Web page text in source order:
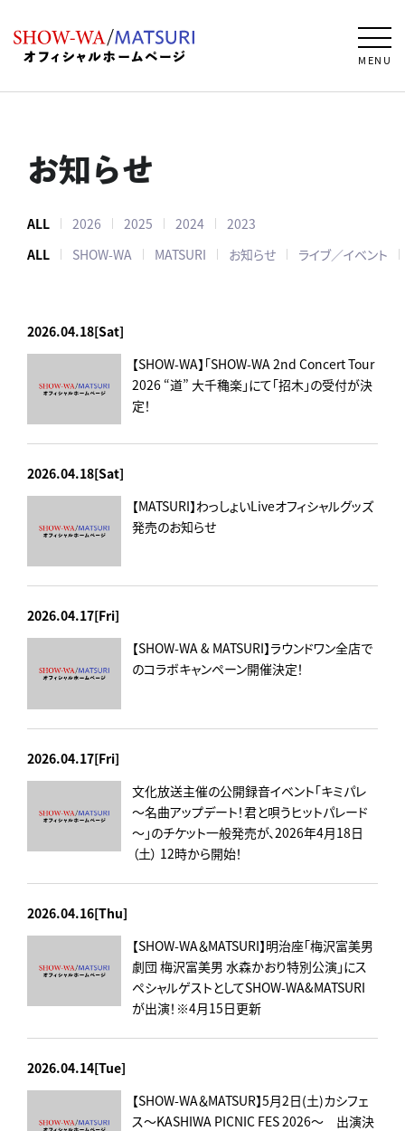
MENU
お知らせ
ALL 2026 2025 2024
2023
ALL
SHOW-WA MATSURI お知らせ ライブ／イベント
2026.04.18[Sat]
【SHOW-WA】「SHOW-WA 2nd Concert Tour
2026 “道” 大千穐楽」にて「招木」の受付が決
定！
2026.04.18[Sat]
【MATSURI】わっしょいLiveオフィシャルグッズ
発売のお知らせ
2026.04.17[Fri]
【SHOW-WA & MATSURI】ラウンドワン全店で
のコラボキャンペーン開催決定！
2026.04.17[Fri]
文化放送主催の公開録音イベント「キミパレ
～名曲アップデート！君と唄うヒットパレード
～」のチケット一般発売が、2026年4月18日
（土） 12時から開始！
2026.04.16[Thu]
【SHOW-WA＆MATSURI】明治座「梅沢富美男
劇団 梅沢富美男 水森かおり特別公演」にス
ペシャルゲストとしてSHOW-WA&MATSURI
が出演！※4月15日更新
2026.04.14[Tue]
【SHOW-WA＆MATSUR】5月2日(土)カシフェ
ス～KASHIWA PICNIC FES 2026～ 出演決